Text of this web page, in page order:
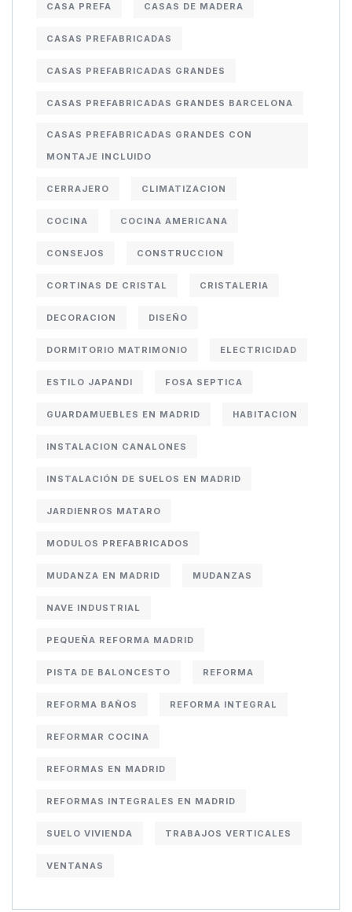
CASA PREFA CASAS DE MADERA
CASAS PREFABRICADAS
CASAS PREFABRICADAS GRANDES
CASAS PREFABRICADAS GRANDES BARCELONA
CASAS PREFABRICADAS GRANDES CON
MONTAJE INCLUIDO
CERRAJERO CLIMATIZACION
COCINA COCINA AMERICANA
CONSEJOS CONSTRUCCION
CORTINAS DE CRISTAL CRISTALERIA
DECORACION DISEÑO
DORMITORIO MATRIMONIO ELECTRICIDAD
ESTILO JAPANDI FOSA SEPTICA
GUARDAMUEBLES EN MADRID HABITACION
INSTALACION CANALONES
INSTALACIÓN DE SUELOS EN MADRID
JARDIENROS MATARO
MODULOS PREFABRICADOS
MUDANZA EN MADRID MUDANZAS
NAVE INDUSTRIAL
PEQUEÑA REFORMA MADRID
PISTA DE BALONCESTO REFORMA
REFORMA BAÑOS REFORMA INTEGRAL
REFORMAR COCINA
REFORMAS EN MADRID
REFORMAS INTEGRALES EN MADRID
SUELO VIVIENDA TRABAJOS VERTICALES
VENTANAS